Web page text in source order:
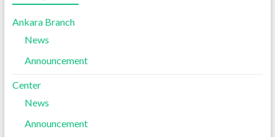
Ankara Branch
News
Announcement
Center
News
Announcement